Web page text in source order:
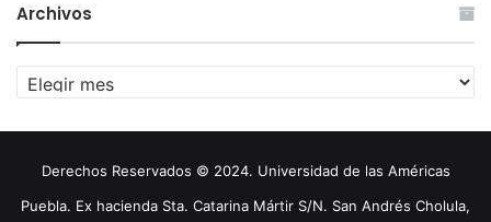
Archivos
Archivos
Derechos Reservados © 2024. Universidad de las Américas
Puebla. Ex hacienda Sta. Catarina Mártir S/N. San Andrés Cholula,